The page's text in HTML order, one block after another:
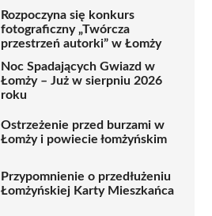
Rozpoczyna się konkurs
fotograficzny „Twórcza
przestrzeń autorki” w Łomży
Noc Spadających Gwiazd w
Łomży – Już w sierpniu 2026
roku
Ostrzeżenie przed burzami w
Łomży i powiecie łomżyńskim
Przypomnienie o przedłużeniu
Łomżyńskiej Karty Mieszkańca